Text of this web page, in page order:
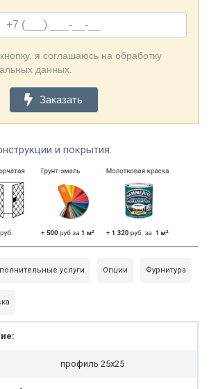
я соглашаюсь на обработку
данных.
Заказать
и покрытия:
услуги Опции Фурнитура
профиль 25x25